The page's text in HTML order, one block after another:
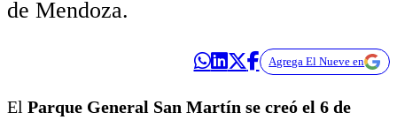
de Mendoza.
Agrega El Nueve en
El Parque General San Martín se creó el 6 de